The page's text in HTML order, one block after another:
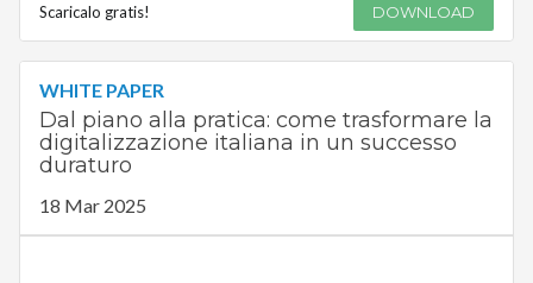
Scaricalo gratis! DOWNLOAD
WHITE PAPER
Dal piano alla pratica: come trasformare la
digitalizzazione italiana in un successo
duraturo
18 Mar 2025